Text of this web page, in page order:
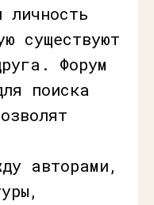
существуют
Форум
поиска
авторами,